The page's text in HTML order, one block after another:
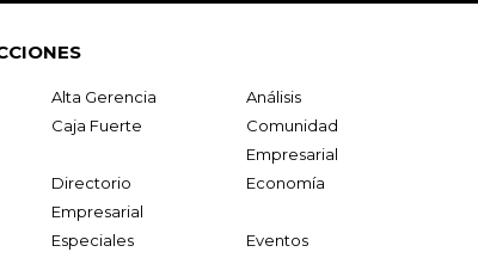
Alta Gerencia
Análisis
Caja Fuerte
Comunidad
Empresarial
Directorio
Empresarial
Economía
Especiales
Eventos